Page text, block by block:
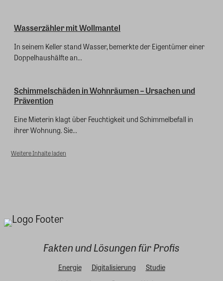
Wasserzähler mit Wollmantel
In seinem Keller stand Wasser, bemerkte der Eigentümer einer
Doppelhaushälfte an...
Schimmelschäden in Wohnräumen – Ursachen und
Prävention
Eine Mieterin klagt über Feuchtigkeit und Schimmelbefall in
ihrer Wohnung. Sie...
Weitere Inhalte laden
Fakten und Lösungen für Profis
Energie Digitalisierung
Studie